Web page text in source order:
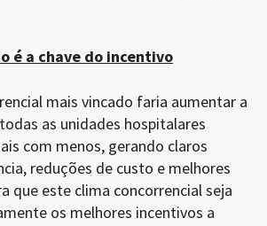
é a chave do incentivo
mais vincado faria aumentar a
as unidades hospitalares
com menos, gerando claros
reduções de custo e melhores
que este clima concorrencial seja
os melhores incentivos a